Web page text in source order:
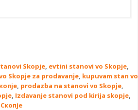
Skopje, evtini stanovi vo Skopje,
Skopje za prodavanje, kupuvam stan vo
, prodazba na stanovi vo Skopje,
, Izdavanje stanovi pod kirija skopje,